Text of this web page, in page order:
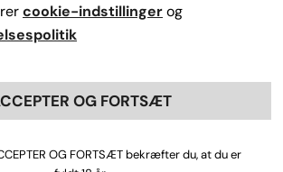
cookie-indstillingerog
OG FORTSÆT
OG FORTSÆT bekræfter du, at du er